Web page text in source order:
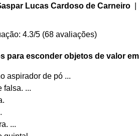
Lucas Cardoso de Carneiro |
4.3/5 (68 avaliações)
para esconder objetos de valor
aspirador de pó ...
falsa. ...
...